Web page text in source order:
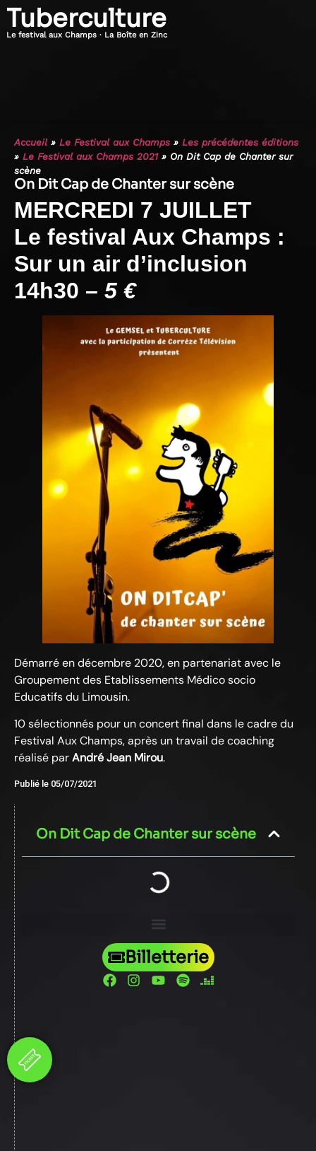
Tuberculture
Le festival aux Champs · La Boîte en Zinc
Accueil» Le Festival aux Champs » Les précédentes éditions
» Le Festival aux Champs 2021» On Dit Cap de Chanter sur
scène
On Dit Cap de Chanter sur scène
MERCREDI 7 JUILLET
Le festival Aux Champs :
Sur un air d’inclusion
14h30 – 5 €
Démarré en décembre 2020, en partenariat avec le
Groupement des Etablissements Médico socio
Educatifs du Limousin.
10 sélectionnés pour un concert final dans le cadre du
Festival Aux Champs, après un travail de coaching
réalisé parAndré Jean Mirou.
Publié le 05/07/2021
On Dit Cap de Chanter sur scène
Billetterie